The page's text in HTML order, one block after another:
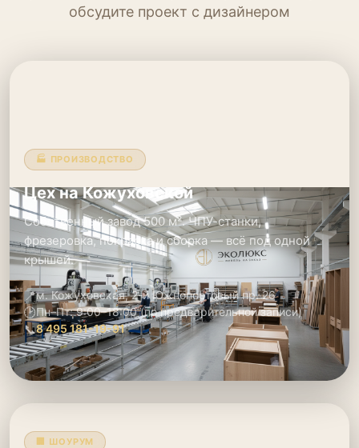
обсудите проект с дизайнером
🏭 ПРОИЗВОДСТВО
Цех на Кожуховской
Собственный завод 500 м². ЧПУ-станки,
фрезеровка, покраска и сборка — всё под одной
крышей.
📍м. Кожуховская, 2-й Южнопортовый пр. 26
🕑Пн–Пт: 9:00–18:00 (по предварительной записи)
📞8 495 181-19-91
🏢 ШОУРУМ